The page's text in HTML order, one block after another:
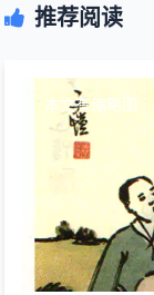
推荐阅读
本文有缩略图